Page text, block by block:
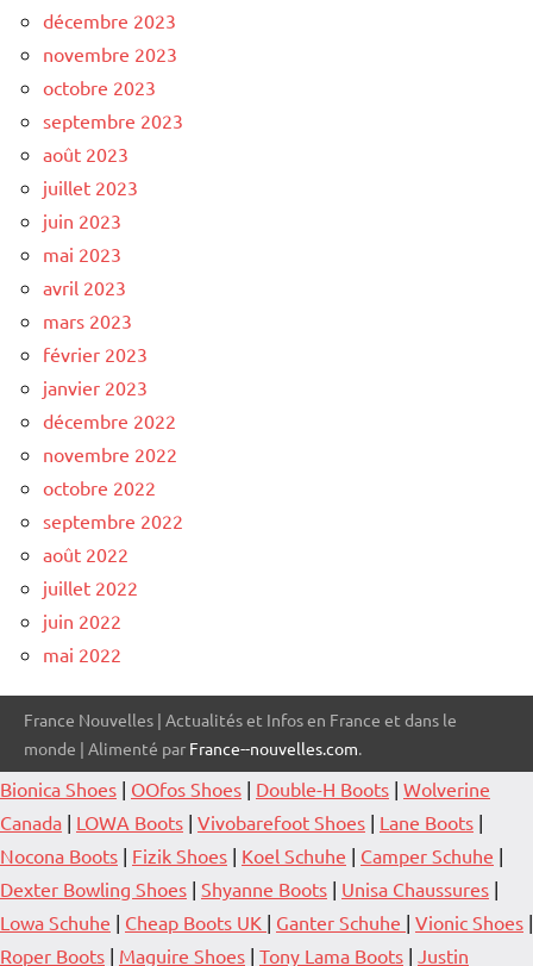
décembre 2023
novembre 2023
octobre 2023
septembre 2023
août 2023
juillet 2023
juin 2023
mai 2023
avril 2023
mars 2023
février 2023
janvier 2023
décembre 2022
novembre 2022
octobre 2022
septembre 2022
août 2022
juillet 2022
juin 2022
mai 2022
France Nouvelles | Actualités et Infos en France et dans le
monde | Alimenté par France--nouvelles.com.
Bionica Shoes | OOfos Shoes | Double-H Boots | Wolverine
Canada | LOWA Boots | Vivobarefoot Shoes | Lane Boots |
Nocona Boots | Fizik Shoes | Koel Schuhe | Camper Schuhe |
Dexter Bowling Shoes | Shyanne Boots | Unisa Chaussures |
Lowa Schuhe | Cheap Boots UK | Ganter Schuhe | Vionic Shoes |
Roper Boots | Maguire Shoes | Tony Lama Boots | Justin